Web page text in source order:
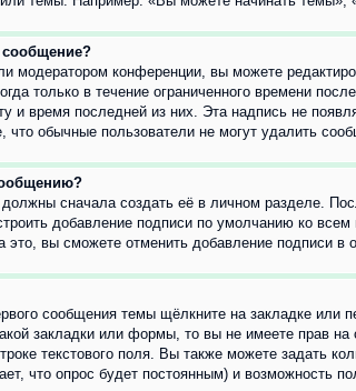
сообщение?
модератором конференции, вы можете
только в течение ограниченного времени
и время последней из них. Эта надпись не
обычные пользователи не могут удалить
сначала создать её в личном разделе.
добавление подписи по умолчанию ко
это, вы сможете отменить добавление подписи
сообщения темы щёлкните на закладке или
закладки или формы, то вы не имеете прав
текстового поля. Вы также можете задать
что опрос будет постоянным) и возможность